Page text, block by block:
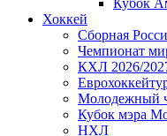
Кубок
Хоккей
Сборная
Чемпионат
КХЛ 2026/
Молодежный
Кубок мэра
НХЛ